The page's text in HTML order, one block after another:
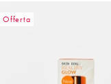
Offerta